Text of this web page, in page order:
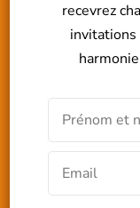
recevrez
invitations